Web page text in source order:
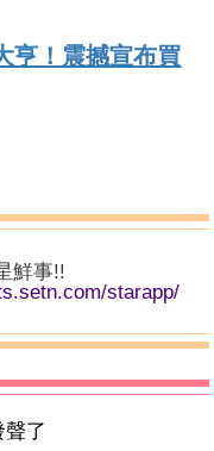
亨！震撼宣布買
鮮事!!
starapp/
了